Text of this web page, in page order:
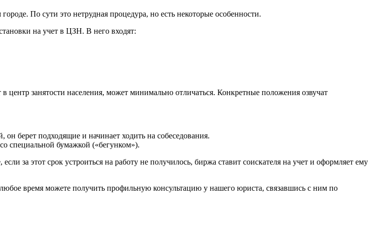
По сути это нетрудная процедура, но есть некоторые особенности.
на учет в ЦЗН. В него входят:
центр занятости населения, может минимально отличаться. Конкретные положения озвучат
берет подходящие и начинает ходить на собеседования.
специальной бумажкой («бегунком»).
за этот срок устроиться на работу не получилось, биржа ставит соискателя на учет и оформляет ему
время можете получить профильную консультацию у нашего юриста, связавшись с ним по